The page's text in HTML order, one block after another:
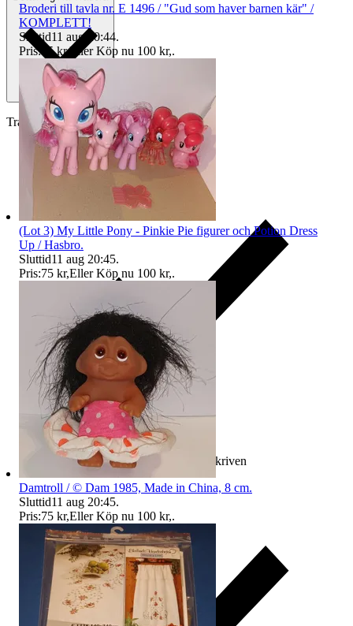
Traderas köparskydd
Ersättning om varan inte är som beskriven
Broderi till tavla nr. E 1496 / "Gud som haver barnen kär" /
KOMPLETT!
Sluttid11 aug 20:44.
Pris: 95 kr,Eller Köp nu 100 kr,.
(Lot 3) My Little Pony - Pinkie Pie figurer och Potion Dress
Up / Hasbro.
Sluttid11 aug 20:45.
Pris:75 kr,Eller Köp nu 100 kr,.
Damtroll / © Dam 1985, Made in China, 8 cm.
Sluttid11 aug 20:45.
Pris:75 kr,Eller Köp nu 100 kr,.